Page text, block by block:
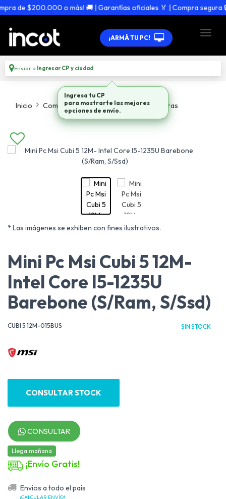
de $200.000 o más! 🚚 | Garantías oficiales 🏅 | Compra segura 🔒
¡ARMÁ TU PC!
Enviar a Ingresar CP y ciudad
Inicio Computadoras Todo En Computadoras
* Las imágenes se exhiben con fines ilustrativos.
Mini Pc Msi Cubi 5 12M-
Intel Core I5-1235U
Barebone (S/Ram, S/Ssd)
CUBI 5 12M-015BUS SIN STOCK
CONSULTAR STOCK
CONSULTAR
Llega mañana
¡Envío Gratis!
Envíos a todo el país
¡CALCULAR ENVÍO!
Ingresa tu CP
para mostrarte las mejores
opciones de envío.